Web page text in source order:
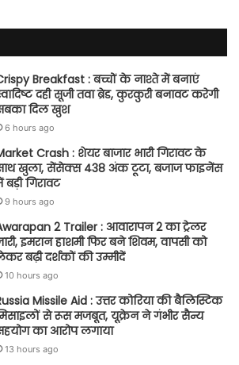
Breakfast : बच्चों के नाश्ते में बनाएं
दही सूजी तवा ब्रेड, कुरकुरी बनावट करेगी
दिल खुश
6 hours ago
Crash : शेयर बाजार भारी गिरावट के
खुला, सेंसेक्स 438 अंक टूटा, बजाज फाइनेंस
बड़ी गिरावट
9 hours ago
2 Trailer : आवारापन 2 का ट्रेलर
इमरान हाशमी फिर बने शिवम, वापसी को
बढ़ी दर्शकों की उम्मीदें
10 hours ago
Missile Aid : उत्तर कोरिया की बैलिस्टिक
से रूस मजबूत, यूक्रेन ने गंभीर सैन्य
का आरोप लगाया
13 hours ago